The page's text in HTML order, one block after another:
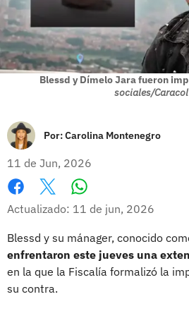
Blessd y Dímelo Jara fueron
sociales/Caracol
Por:Carolina Montenegro
11 de Jun, 2026
Facebook
X
Actualizado: 11 de jun, 2026
Blessd y su mánager, conocido
enfrentaron este jueves una
en la que la Fiscalía formalizó la
su contra.